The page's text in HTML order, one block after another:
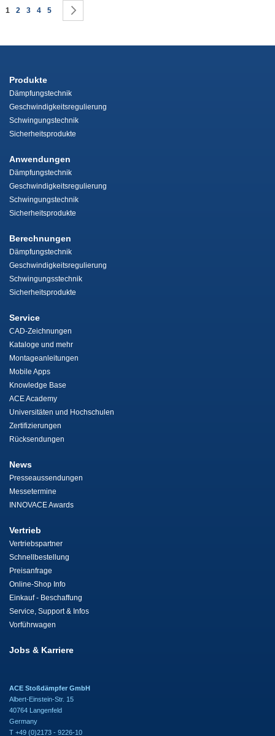
Seite
Sie lesen gerade die Seite
1 Seite
2 Seite
3 Seite
4 Seite
5
Produkte
Dämpfungstechnik
Geschwindigkeitsregulierung
Schwingungstechnik
Sicherheitsprodukte
Anwendungen
Dämpfungstechnik
Geschwindigkeitsregulierung
Schwingungstechnik
Sicherheitsprodukte
Berechnungen
Dämpfungstechnik
Geschwindigkeitsregulierung
Schwingungsstechnik
Sicherheitsprodukte
Service
CAD-Zeichnungen
Kataloge und mehr
Montageanleitungen
Mobile Apps
Knowledge Base
ACE Academy
Universitäten und Hochschulen
Zertifizierungen
Rücksendungen
News
Presseaussendungen
Messetermine
INNOVACE Awards
Vertrieb
Vertriebspartner
Schnellbestellung
Preisanfrage
Online-Shop Info
Einkauf - Beschaffung
Service, Support & Infos
Vorführwagen
Jobs & Karriere
ACE Stoßdämpfer GmbH
Albert-Einstein-Str. 15
40764 Langenfeld
Germany
T +49 (0)2173 - 9226-10